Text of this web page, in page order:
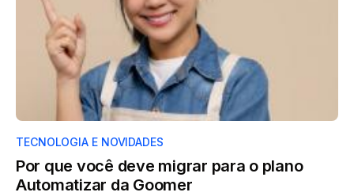
TECNOLOGIA E NOVIDADES
Por que você deve migrar para o plano
Automatizar da Goomer